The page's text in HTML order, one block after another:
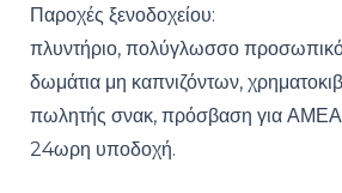
Παροχές ξενοδοχείου:
πλυντήριο, πολύγλωσσο
δωμάτια μη καπνιζόντων,
πωλητής σνακ, πρόσβαση για
24ωρη υποδοχή.